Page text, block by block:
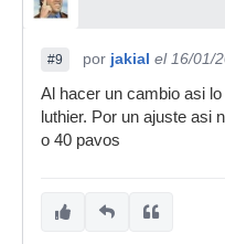
#9 por jakial el 16/01/
Al hacer un cambio asi
luthier. Por un ajuste asi
o 40 pavos